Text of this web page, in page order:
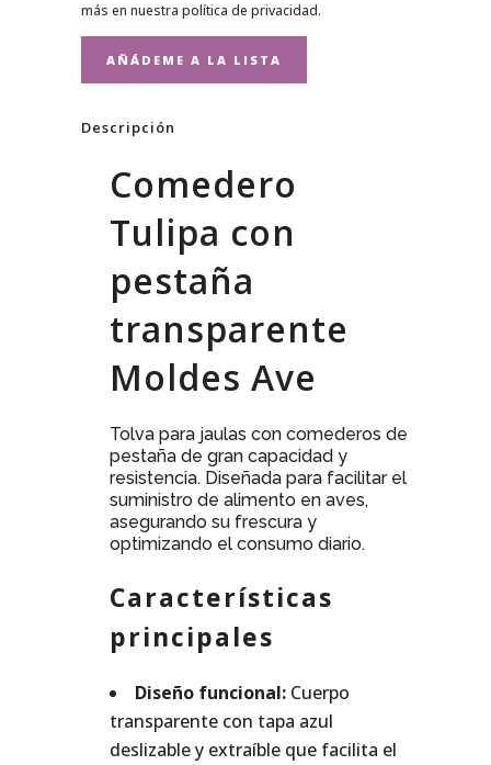
más en nuestra política de privacidad.
Descripción
Comedero
Tulipa con
pestaña
transparente
Moldes Ave
Tolva para jaulas con comederos de
pestaña de gran capacidad y
resistencia. Diseñada para facilitar el
suministro de alimento en aves,
asegurando su frescura y
optimizando el consumo diario.
Características
principales
Diseño funcional: Cuerpo
transparente con tapa azul
deslizable y extraíble que facilita el